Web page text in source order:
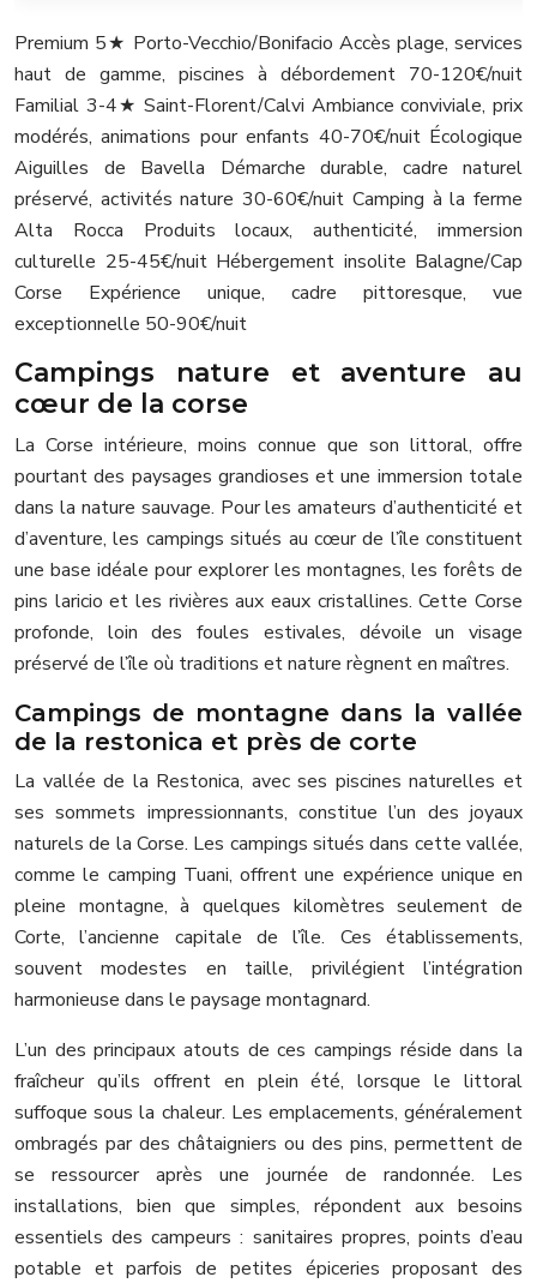
Premium 5★ Porto-Vecchio/Bonifacio Accès plage, services
haut de gamme, piscines à débordement 70-120€/nuit
Familial 3-4★ Saint-Florent/Calvi Ambiance conviviale, prix
modérés, animations pour enfants 40-70€/nuit Écologique
Aiguilles de Bavella Démarche durable, cadre naturel
préservé, activités nature 30-60€/nuit Camping à la ferme
Alta Rocca Produits locaux, authenticité, immersion
culturelle 25-45€/nuit Hébergement insolite Balagne/Cap
Corse Expérience unique, cadre pittoresque, vue
exceptionnelle 50-90€/nuit
Campings nature et aventure au
cœur de la corse
La Corse intérieure, moins connue que son littoral, offre
pourtant des paysages grandioses et une immersion totale
dans la nature sauvage. Pour les amateurs d’authenticité et
d’aventure, les campings situés au cœur de l’île constituent
une base idéale pour explorer les montagnes, les forêts de
pins laricio et les rivières aux eaux cristallines. Cette Corse
profonde, loin des foules estivales, dévoile un visage
préservé de l’île où traditions et nature règnent en maîtres.
Campings de montagne dans la vallée
de la restonica et près de corte
La vallée de la Restonica, avec ses piscines naturelles et
ses sommets impressionnants, constitue l’un des joyaux
naturels de la Corse. Les campings situés dans cette vallée,
comme le camping Tuani, offrent une expérience unique en
pleine montagne, à quelques kilomètres seulement de
Corte, l’ancienne capitale de l’île. Ces établissements,
souvent modestes en taille, privilégient l’intégration
harmonieuse dans le paysage montagnard.
L’un des principaux atouts de ces campings réside dans la
fraîcheur qu’ils offrent en plein été, lorsque le littoral
suffoque sous la chaleur. Les emplacements, généralement
ombragés par des châtaigniers ou des pins, permettent de
se ressourcer après une journée de randonnée. Les
installations, bien que simples, répondent aux besoins
essentiels des campeurs : sanitaires propres, points d’eau
potable et parfois de petites épiceries proposant des